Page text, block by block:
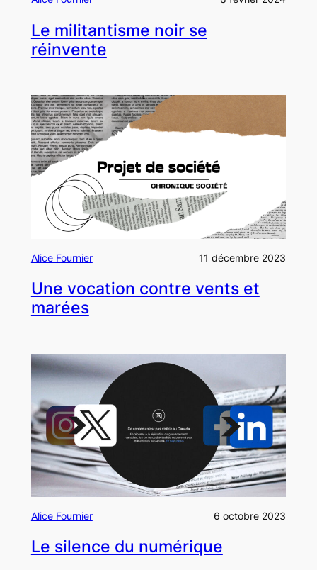
Le militantisme noir se
réinvente
Alice Fournier 11 décembre 2023
Une vocation contre vents et
marées
Alice Fournier 6 octobre 2023
Le silence du numérique